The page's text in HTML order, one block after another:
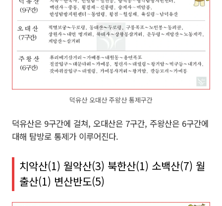
덕유산 오대산 주왕산 통제구간
덕유산은 9구간에 걸쳐, 오대산은 7구간, 주왕산은 6구간에
대해 탐방로 통제가 이루어진다.
치악산(1) 월악산(3) 북한산(1) 소백산(7) 월
출산(1) 변산반도(5)